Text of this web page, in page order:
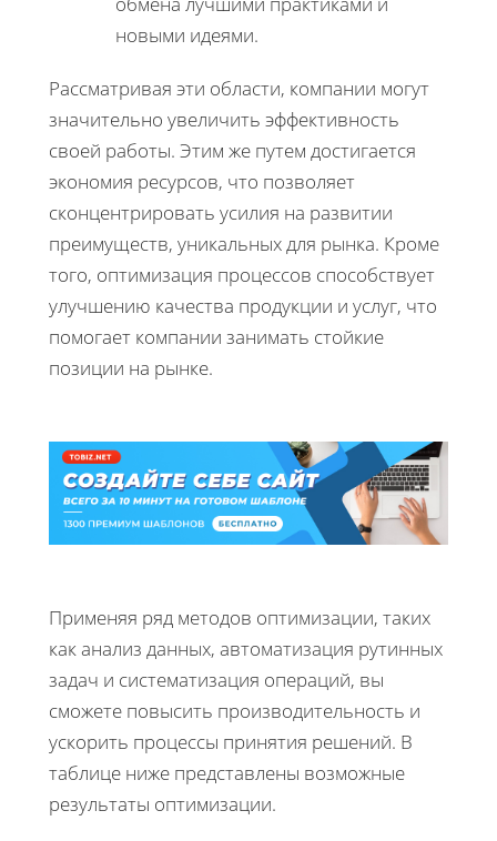
новыми идеями.
Рассматривая эти области, компании могут
значительно увеличить эффективность
своей работы. Этим же путем достигается
экономия ресурсов, что позволяет
сконцентрировать усилия на развитии
преимуществ, уникальных для рынка. Кроме
того, оптимизация процессов способствует
улучшению качества продукции и услуг, что
помогает компании занимать стойкие
позиции на рынке.
Применяя ряд методов оптимизации, таких
как анализ данных, автоматизация рутинных
задач и систематизация операций, вы
сможете повысить производительность и
ускорить процессы принятия решений. В
таблице ниже представлены возможные
результаты оптимизации.